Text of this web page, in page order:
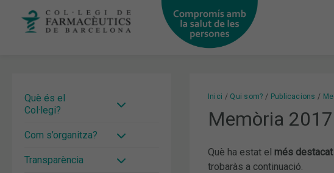
Què és el
Col·legi?
Com s’organitza?
Transparència
Inici Qui som? Publicacions
Memòria 2017
Què ha estat el més destacat
trobaràs a continuació.